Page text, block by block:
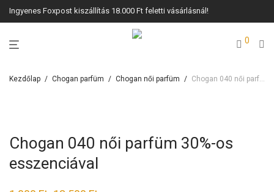
Ingyenes Foxpost kiszállítás 18.000 Ft feletti vásárlásnál!
0
Kezdőlap / Chogan parfüm / Chogan női parfüm / Chogan 040 női parfüm 30%-os esszenciával
Chogan 040 női parfüm 30%-os
esszenciával